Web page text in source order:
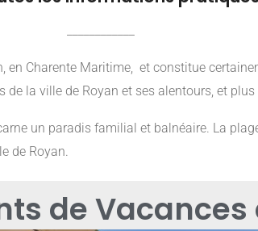
en Charente Maritime, et constitue
la ville de Royan et ses alentours, et
un paradis familial et balnéaire. La
de Royan.
de